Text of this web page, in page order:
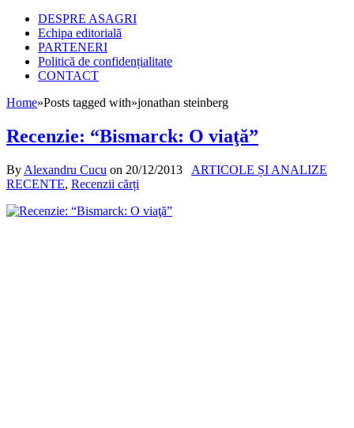
DESPRE ASAGRI
Echipa editorială
PARTENERI
Politică de confidențialitate
CONTACT
Home»Posts tagged with»jonathan steinberg
Recenzie: “Bismarck: O viaţă”
By Alexandru Cucu on 20/12/2013
ARTICOLE ȘI ANALIZE
RECENTE, Recenzii cărți